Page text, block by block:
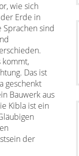
wie sich
Erde in
sind
kommt,
Das ist
geschenkt
Bauwerk aus
Kibla ist ein
der